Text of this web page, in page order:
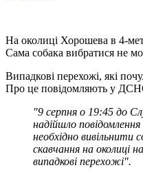
На околиці Хорошева в 4-
Сама собака вибратися не
Випадкові перехожі, які
Про це повідомляють у
"9 серпня о 19:45 до
надійшло
необхідно вивільнити
скавчання на околиці
випадкові перехожі".